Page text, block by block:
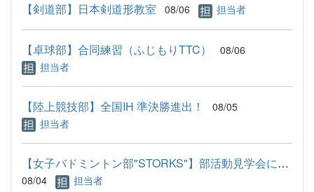
【剣道部】日本剣道形教室 08/06 担当者
【卓球部】合同練習（ふじもりTTC）
08/06
担当者
【陸上競技部】全国IH 準決勝進出！
08/05
担当者
【女子バドミントン部"STORKS"】部活動見学会について
08/04 担当者